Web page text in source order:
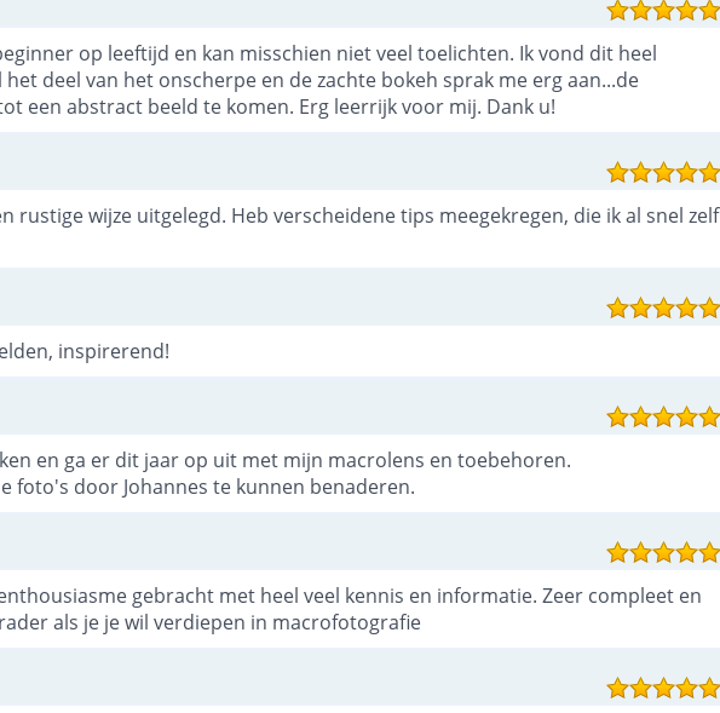
op leeftijd en kan misschien niet veel toelichten. Ik vond dit heel
deel van het onscherpe en de zachte bokeh sprak me erg aan...de
een abstract beeld te komen. Erg leerrijk voor mij. Dank u!
rustige wijze uitgelegd. Heb verscheidene tips meegekregen, die ik al snel zelf
inspirerend!
en ga er dit jaar op uit met mijn macrolens en toebehoren.
foto's door Johannes te kunnen benaderen.
gebracht met heel veel kennis en informatie. Zeer compleet en
als je je wil verdiepen in macrofotografie